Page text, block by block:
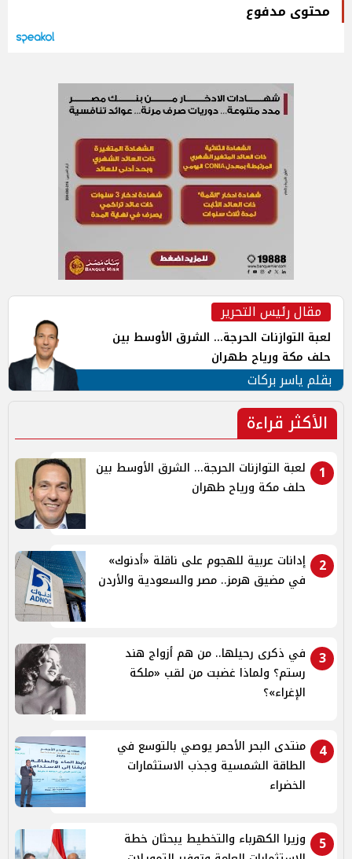
محتوى مدفوع
مقال رئيس التحرير
لعبة التوازنات الحرجة... الشرق الأوسط بين
حلف مكة ورياح طهران
بقلم ياسر بركات
الأكثر قراءة
1
لعبة التوازنات الحرجة... الشرق الأوسط بين
حلف مكة ورياح طهران
2
إدانات عربية للهجوم على ناقلة «أدنوك»
في مضيق هرمز.. مصر والسعودية والأردن
3
في ذكرى رحيلها.. من هم أزواج هند
رستم؟ ولماذا غضبت من لقب «ملكة
الإغراء»؟
4
منتدى البحر الأحمر يوصي بالتوسع في
الطاقة الشمسية وجذب الاستثمارات
الخضراء
5
وزيرا الكهرباء والتخطيط يبحثان خطة